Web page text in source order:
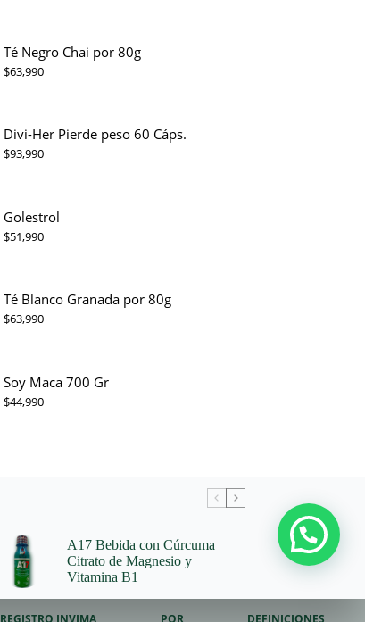
Té Negro Chai por 80g
$63,990
Divi-Her Pierde peso 60 Cáps.
$93,990
Golestrol
$51,990
Té Blanco Granada por 80g
$63,990
Soy Maca 700 Gr
$44,990
A17 Bebida con Cúrcuma
Citrato de Magnesio y
Vitamina B1
REGISTRO INVIMA PQR DEFINICIONES